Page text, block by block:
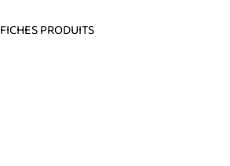
FICHES PRODUITS